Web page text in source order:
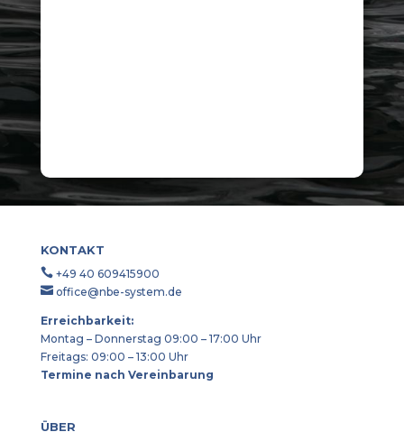
KONTAKT
 +49 40 609415900
 office@nbe-system.de
Erreichbarkeit:
Montag – Donnerstag 09:00 – 17:00 Uhr
Freitags: 09:00 – 13:00 Uhr
Termine nach Vereinbarung
ÜBER